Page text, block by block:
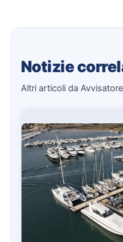
Notizie
Altri articoli da